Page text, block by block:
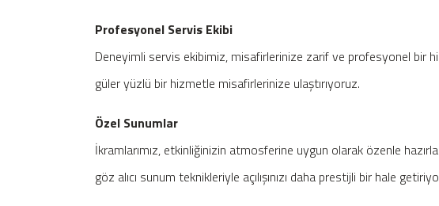
Profesyonel Servis Ekibi
Deneyimli servis ekibimiz, misafirlerinize zarif ve profesyonel bir
güler yüzlü bir hizmetle misafirlerinize ulaştırıyoruz.
Özel Sunumlar
İkramlarımız, etkinliğinizin atmosferine uygun olarak özenle
göz alıcı sunum teknikleriyle açılışınızı daha prestijli bir hale